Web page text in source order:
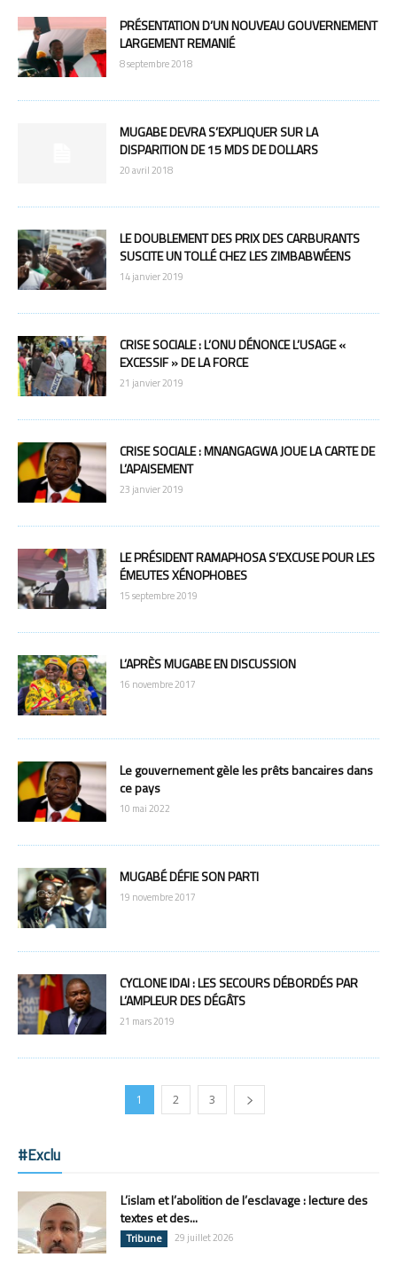
PRÉSENTATION D’UN NOUVEAU GOUVERNEMENT
LARGEMENT REMANIÉ
8 septembre 2018
MUGABE DEVRA S’EXPLIQUER SUR LA
DISPARITION DE 15 MDS DE DOLLARS
20 avril 2018
LE DOUBLEMENT DES PRIX DES CARBURANTS
SUSCITE UN TOLLÉ CHEZ LES ZIMBABWÉENS
14 janvier 2019
CRISE SOCIALE : L’ONU DÉNONCE L’USAGE «
EXCESSIF » DE LA FORCE
21 janvier 2019
CRISE SOCIALE : MNANGAGWA JOUE LA CARTE DE
L’APAISEMENT
23 janvier 2019
LE PRÉSIDENT RAMAPHOSA S’EXCUSE POUR LES
ÉMEUTES XÉNOPHOBES
15 septembre 2019
L’APRÈS MUGABE EN DISCUSSION
16 novembre 2017
Le gouvernement gèle les prêts bancaires dans
ce pays
10 mai 2022
MUGABÉ DÉFIE SON PARTI
19 novembre 2017
CYCLONE IDAI : LES SECOURS DÉBORDÉS PAR
L’AMPLEUR DES DÉGÂTS
21 mars 2019
1 2 3
#Exclu
L’islam et l’abolition de l’esclavage : lecture des
textes et des...
Tribune 29 juillet 2026